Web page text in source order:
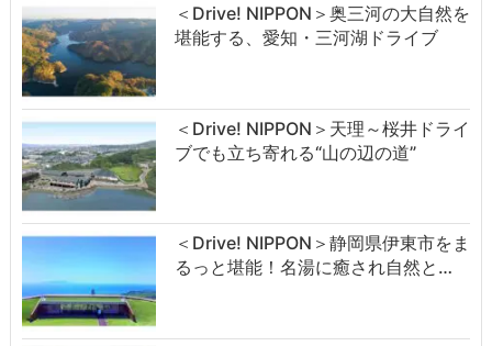
＜Drive! NIPPON＞奥三河の大自然を
堪能する、愛知・三河湖ドライブ
＜Drive! NIPPON＞天理～桜井ドライ
ブでも立ち寄れる“山の辺の道”
＜Drive! NIPPON＞静岡県伊東市をま
るっと堪能！名湯に癒され自然と…